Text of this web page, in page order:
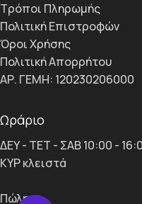
Τρόποι Πληρωμής
Πολιτική Επιστροφών
Όροι Χρήσης
Πολιτική Απορρήτου
ΑΡ. ΓΕΜΗ: 120230206000
Ωράριο
ΔΕΥ - ΤΕΤ - ΣΑΒ 10:00 -
ΚΥΡ κλειστά
Πώληση